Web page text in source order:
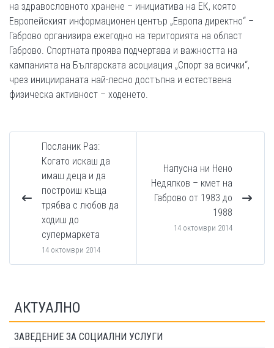
на здравословното хранене – инициатива на ЕК, която
Европейският информационен център „Европа директно“ –
Габрово организира ежегодно на територията на област
Габрово. Спортната проява подчертава и важността на
кампанията на Българската асоциация „Спорт за всички“,
чрез инициираната най-лесно достъпна и естествена
физическа активност – ходенето.
Посланик Раз:
Когато искаш да
имаш деца и да
построиш къща
трябва с любов да
ходиш до
супермаркета
14 октомври 2014
Напусна ни Нено
Недялков – кмет на
Габрово от 1983 до
1988
14 октомври 2014
АКТУАЛНО
ЗАВЕДЕНИЕ ЗА СОЦИАЛНИ УСЛУГИ